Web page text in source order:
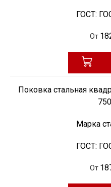
ГОСТ:
От
Поковка стальная
Марка
ГОСТ:
От